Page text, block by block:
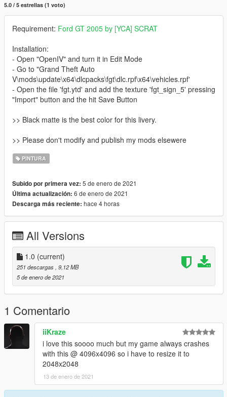
5.0 / 5 estrellas (1 voto)
Requirement: Ford GT 2005 by [YCA] SCRAT
Installation:
- Open "OpenIV" and turn it in Edit Mode
- Go to "Grand Theft Auto
V\mods\update\x64\dlcpacks\fgt\dlc.rpf\x64\vehicles.rpf'
- Open the file 'fgt.ytd' and add the texture 'fgt_sign_5' pressing
"Import" button and the hit Save Button
>> Black matte is the best color for this livery.
>> Please don't modify and publish my mods elsewere
PINTURA
Subido por primera vez: 5 de enero de 2021
Última actualización: 6 de enero de 2021
Descarga más reciente: hace 4 horas
All Versions
1.0 (current)
251 descargas , 9,12 MB
5 de enero de 2021
1 Comentario
iiKraze
i love this soooo much but my game always crashes
with this @ 4096x4096 so i have to resize it to
2048x2048
13 de enero de 2021